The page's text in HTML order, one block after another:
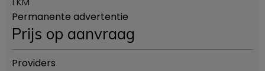
Permanente advertentie
Prijs op aanvraag
Providers